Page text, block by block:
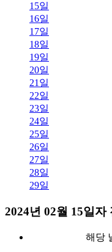
15일
16일
17일
18일
19일
20일
21일
22일
23일
24일
25일
26일
27일
28일
29일
2024년 02월 15일자
해당